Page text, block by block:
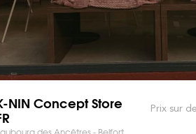
NIN Concept Store Prix sur